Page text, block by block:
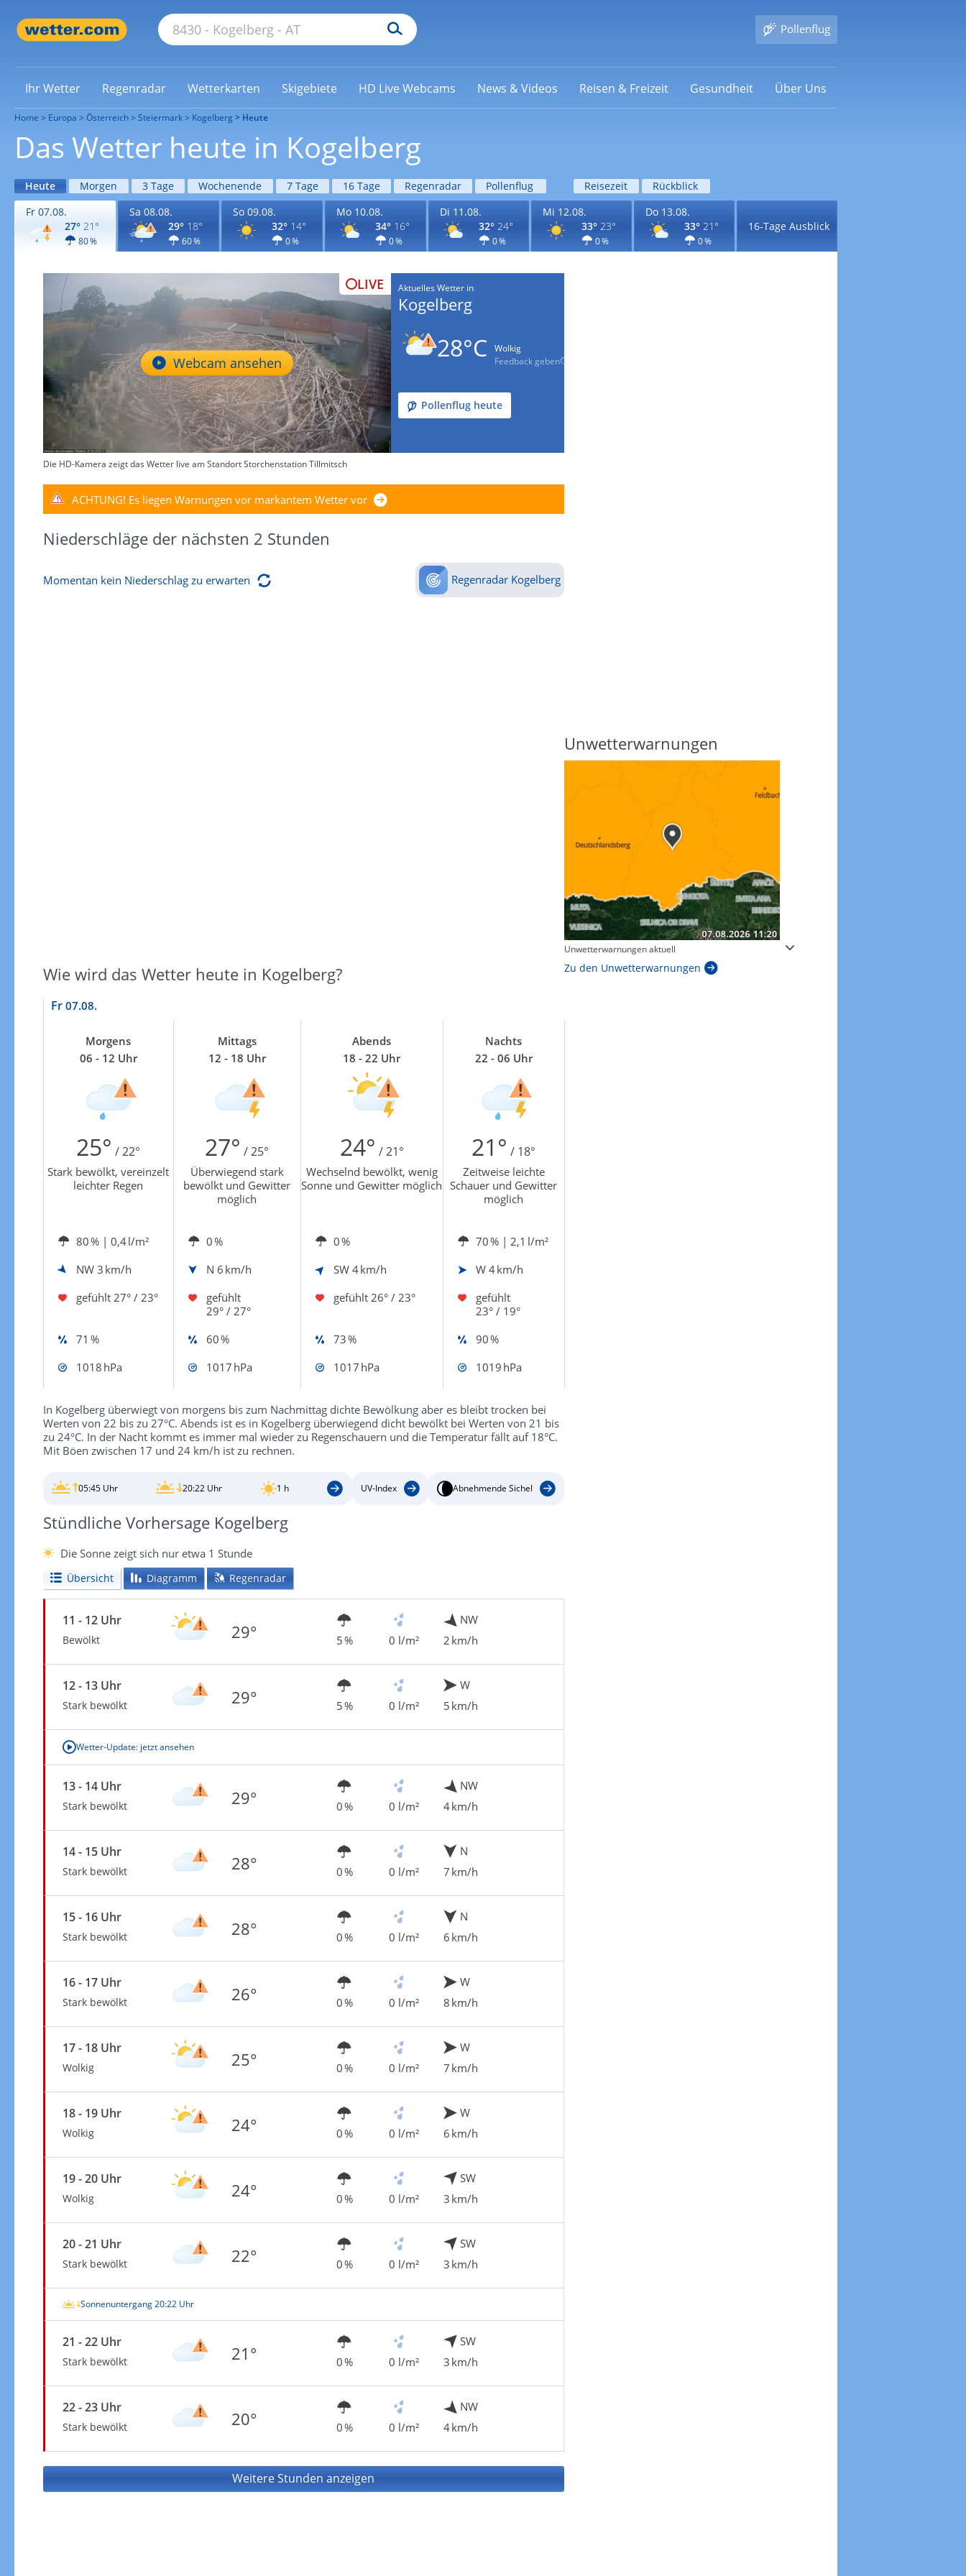
Pollenflug
Ihr Wetter Regenradar Wetterkarten Skigebiete HD Live Webcams News & Videos Reisen & Freizeit Gesundheit Über Uns
Home Europa Österreich Steiermark Kogelberg Heute
Das Wetter heute in Kogelberg
Heute Morgen 3 Tage Wochenende 7 Tage 16 Tage Regenradar Pollenflug Reisezeit
Rückblick
Fr 07.08.
27° 21°
80 %
Sa 08.08.
29° 18°
60 %
So 09.08.
32° 14°
0 %
Mo 10.08.
34° 16°
0 %
Di 11.08.
32° 24°
0 %
Mi 12.08.
33° 23°
0 %
Do 13.08.
33° 21°
0 %
16-Tage Ausblick
LIVE
Webcam ansehen
Aktuelles Wetter in
Kogelberg
28°C
Wolkig
Feedback geben
Pollenflug heute
Die HD-Kamera zeigt das Wetter live am Standort Storchenstation Tillmitsch
ACHTUNG! Es liegen Warnungen vor markantem Wetter vor
Niederschläge der nächsten 2 Stunden
Momentan kein Niederschlag zu erwarten Regenradar Kogelberg
Wie wird das Wetter heute in Kogelberg?
Fr 07.08.
Morgens
06 - 12 Uhr
Mittags
12 - 18 Uhr
Abends
18 - 22 Uhr
Nachts
22 - 06 Uhr
25° / 22° 27° / 25° 24° / 21° 21° / 18°
Stark bewölkt, vereinzelt
leichter Regen
Überwiegend stark
bewölkt und Gewitter
möglich
Wechselnd bewölkt, wenig
Sonne und Gewitter möglich
Zeitweise leichte
Schauer und Gewitter
möglich
80 % | 0,4 l/m² 0 % 0 % 70 % | 2,1 l/m²
NW 3 km/h N 6 km/h SW 4 km/h W 4 km/h
gefühlt 27° / 23°
gefühlt
29° / 27°
gefühlt 26° / 23°
gefühlt
23° / 19°
71 %
60 % 73 %
90 %
1018 hPa
1017 hPa 1017 hPa 1019 hPa
In Kogelberg überwiegt von morgens bis zum Nachmittag dichte Bewölkung aber es bleibt trocken bei
Werten von 22 bis zu 27°C. Abends ist es in Kogelberg überwiegend dicht bewölkt bei Werten von 21 bis
zu 24°C. In der Nacht kommt es immer mal wieder zu Regenschauern und die Temperatur fällt auf 18°C.
Mit Böen zwischen 17 und 24 km/h ist zu rechnen.
05:45 Uhr 20:22 Uhr 1 h UV-Index Abnehmende Sichel
Stündliche Vorhersage Kogelberg
Die Sonne zeigt sich nur etwa 1 Stunde
Übersicht Diagramm Regenradar
11 - 12 Uhr
Bewölkt 29° 5 % 0 l/m²
NW
2 km/h
12 - 13 Uhr
Stark bewölkt 29° 5 % 0 l/m²
W
5 km/h
Wetter-Update: jetzt ansehen
13 - 14 Uhr
Stark bewölkt 29° 0 % 0 l/m²
NW
4 km/h
14 - 15 Uhr
Stark bewölkt 28° 0 % 0 l/m²
N
7 km/h
15 - 16 Uhr
Stark bewölkt 28° 0 % 0 l/m²
N
6 km/h
16 - 17 Uhr
Stark bewölkt 26° 0 % 0 l/m²
W
8 km/h
17 - 18 Uhr
Wolkig 25° 0 % 0 l/m²
W
7 km/h
18 - 19 Uhr
Wolkig 24° 0 % 0 l/m²
W
6 km/h
19 - 20 Uhr
Wolkig 24° 0 % 0 l/m²
SW
3 km/h
20 - 21 Uhr
Stark bewölkt 22° 0 % 0 l/m²
SW
3 km/h
Sonnenuntergang 20:22 Uhr
21 - 22 Uhr
Stark bewölkt 21° 0 % 0 l/m²
SW
3 km/h
22 - 23 Uhr
Stark bewölkt 20° 0 % 0 l/m²
NW
4 km/h
Weitere Stunden anzeigen
Zu den Unwetterwarnungen
Unwetterwarnungen
Unwetterwarnungen aktuell
Zu den Unwetterwarnungen